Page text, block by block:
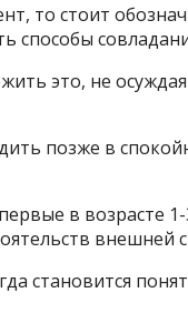
то стоит
способы
это, не
позже в
в возрасте 1-
внешней
становится